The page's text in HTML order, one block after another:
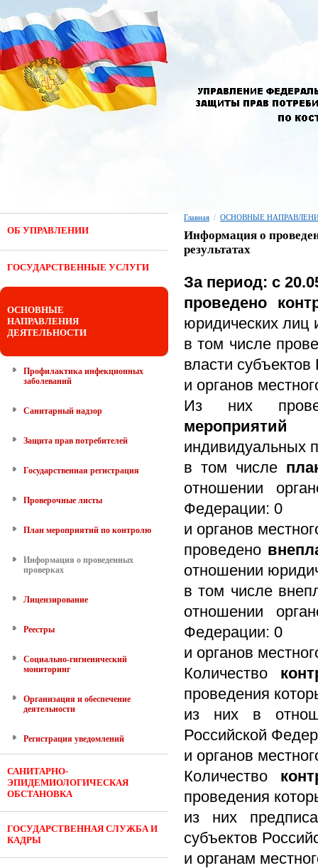
ОБ УПРАВЛЕНИИ
ГОСУДАРСТВЕННЫЕ УСЛУГИ
ОСНОВНЫЕ
НАПРАВЛЕНИЯ
ДЕЯТЕЛЬНОСТИ
Профилактика инфекционных
заболеваний
Санитарный надзор
Защита прав потребителей
Государственная регистрация
Проверочные листы
План мероприятий по контролю
Информация о проведенных
проверках
Лицензирование
Реестры
Социально-гигиенический
мониторинг
Организация и обеспечение
деятельности
Регистрация уведомлений
САНИТАРНО-
ЭПИДЕМИОЛОГИЧЕСКАЯ
ОБСТАНОВКА
ГОСУДАРСТВЕННАЯ СЛУЖБА И
КАДРЫ
Главная / ОСНОВНЫЕ
Информация о
результатах
За период: с
проведено
юридических лиц
в том числе
власти
и органов
Из них
мероприятий
индивидуальных
в том числе
отношении
Федерации: 0
и органов
проведено
отношении
в том числе
отношении
Федерации: 0
и органов
Количество
проведения
из них в
Российской
и органов
Количество
проведения
из них
субъектов
и органам